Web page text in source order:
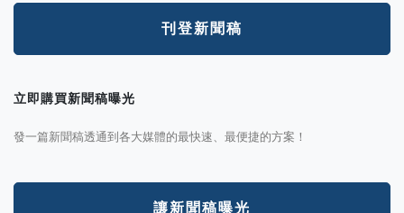
刊登新聞稿
立即購買新聞稿曝光
發一篇新聞稿透通到各大媒體的最快速、最便捷的方案！
讓新聞稿曝光